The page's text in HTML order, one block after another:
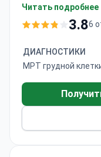
руководитель
онкологии с
испытаниях для
Стоимость
исследования в
Читать подробнее
3.86
ДИАГНОСТИКИ
МРТ грудной